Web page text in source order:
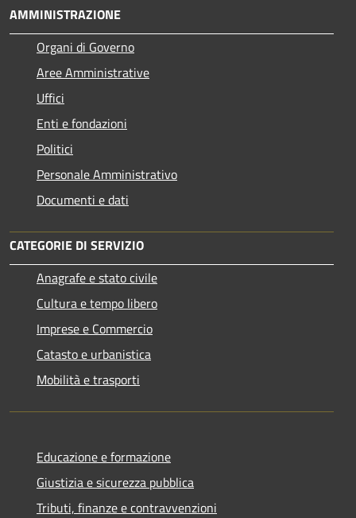
AMMINISTRAZIONE
Organi di Governo
Aree Amministrative
Uffici
Enti e fondazioni
Politici
Personale Amministrativo
Documenti e dati
CATEGORIE DI SERVIZIO
Anagrafe e stato civile
Cultura e tempo libero
Imprese e Commercio
Catasto e urbanistica
Mobilità e trasporti
Educazione e formazione
Giustizia e sicurezza pubblica
Tributi, finanze e contravvenzioni